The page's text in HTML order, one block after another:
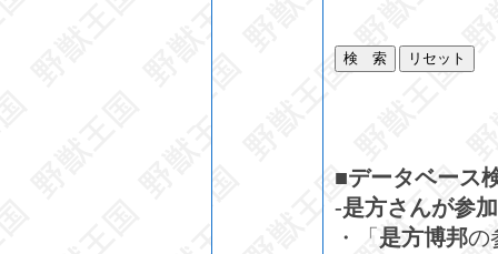
■データベース
-是方さんが参
・「 是方博邦の